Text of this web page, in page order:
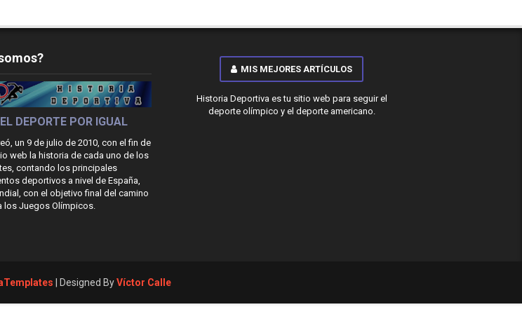
DEPORTE POR IGUAL
un 9 de julio de 2010, con el fin de
web la historia de cada uno de los
contando los principales
deportivos a nivel de España,
con el objetivo final del camino
los Juegos Olímpicos.
MIS MEJORES ARTÍCULOS
Historia Deportiva es tu sitio web para seguir el
deporte olímpico y el deporte americano.
| Designed ByVíctor Calle